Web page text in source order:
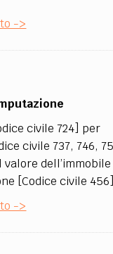
->
civile 724] per
civile 737, 746,
[Codice civile
->